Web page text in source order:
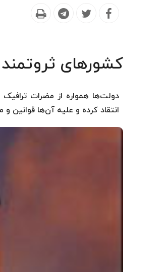
کشورهای
دولت‌ها همواره از مضرات
انتقاد کرده و علیه آن‌ها قوانین